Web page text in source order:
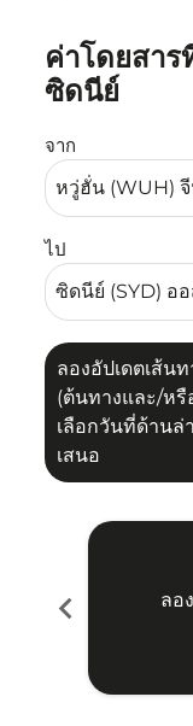
ค่าโดยสา
ซิดนีย์
จาก
ไป
ลองอัปเดตเส้น
(ต้นทางและ/หรื
เลือกวันที่ด้านล่
เสนอ
ลองอัปเดตเส้นท
chevron_left
ลอ